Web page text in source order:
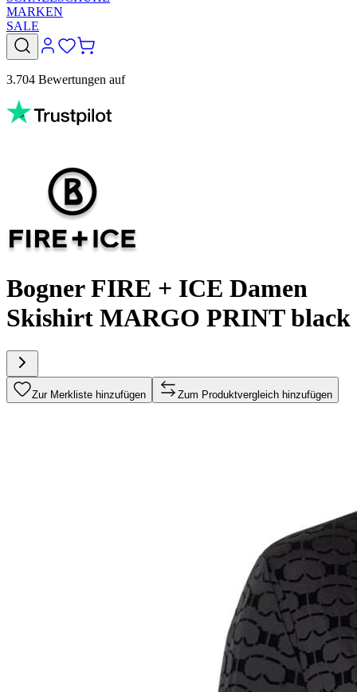
MARKEN
SALE
3.704 Bewertungen auf
Bogner FIRE + ICE Damen
Skishirt MARGO PRINT black
Zur Merkliste hinzufügen Zum Produktvergleich hinzufügen